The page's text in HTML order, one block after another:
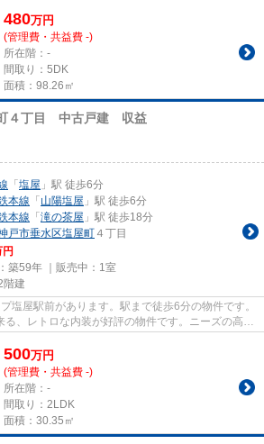
480万円
(管理費・共益費 -)
所在階：-
間取り：5DK
面積：98.26㎡
４丁目 中古戸建 収益
「 塩屋 」駅 徒歩6分
本線 「 山陽塩屋 」駅 徒歩6分
本線 「 滝の茶屋 」駅 徒歩18分
戸市垂水区塩屋町 ４丁目
築59年 ｜販売中： 1室
階建
塩屋駅前があります。駅まで徒歩6分の物件です。
、レトロな内装が好評の物件です。ニーズの高い
500万円
(管理費・共益費 -)
所在階：-
間取り：2LDK
面積：30.35㎡